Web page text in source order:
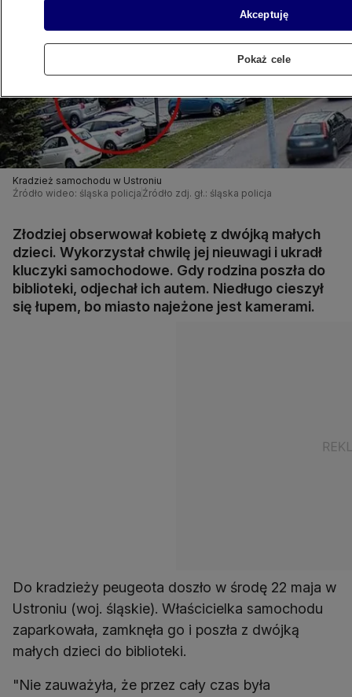
Kradzież samochodu w Ustroniu
Źródło wideo: śląska policja Źródło zdj. gł.: śląska policja
Złodziej obserwował kobietę z dwójką małych
dzieci. Wykorzystał chwilę jej nieuwagi i ukradł
kluczyki samochodowe. Gdy rodzina poszła do
biblioteki, odjechał ich autem. Niedługo cieszył
się łupem, bo miasto najeżone jest kamerami.
Do kradzieży peugeota doszło w środę 22 maja w
Ustroniu (woj. śląskie). Właścicielka samochodu
zaparkowała, zamknęła go i poszła z dwójką
małych dzieci do biblioteki.
"Nie zauważyła, że przez cały czas była
Akceptuję
Pokaż cele